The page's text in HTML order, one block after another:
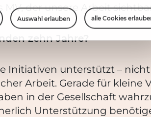
Auswahl erlauben alle Cookies
der unsere Arbeit
zehn Jahre?
unterstützt –
Arbeit. Gerade für kleine
in der Gesellschaft
Unterstützung